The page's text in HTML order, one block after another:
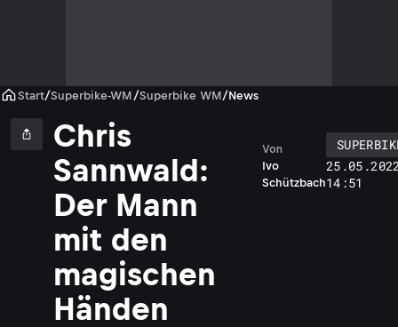
Start/Superbike-WM /Superbike WM/News
Chris
Sannwald:
Der Mann
mit den
magischen
Händen
Ivo
Schützbach
Von
14:51